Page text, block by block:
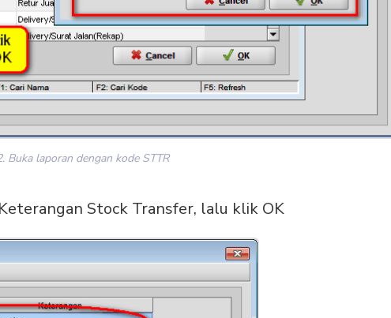
Buka laporan dengan kode STTR
Stock Transfer, lalu klik OK